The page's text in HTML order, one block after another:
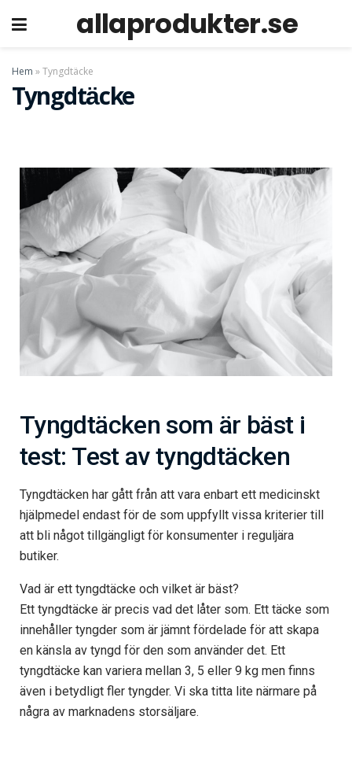
allaprodukter.se
Hem »Tyngdtäcke
Tyngdtäcke
Tyngdtäcken som är bäst i
test: Test av tyngdtäcken
Tyngdtäcken har gått från att vara enbart ett medicinskt
hjälpmedel endast för de som uppfyllt vissa kriterier till
att bli något tillgängligt för konsumenter i reguljära
butiker.
Vad är ett tyngdtäcke och vilket är bäst?
Ett tyngdtäcke är precis vad det låter som. Ett täcke som
innehåller tyngder som är jämnt fördelade för att skapa
en känsla av tyngd för den som använder det. Ett
tyngdtäcke kan variera mellan 3, 5 eller 9 kg men finns
även i betydligt fler tyngder. Vi ska titta lite närmare på
några av marknadens storsäljare.